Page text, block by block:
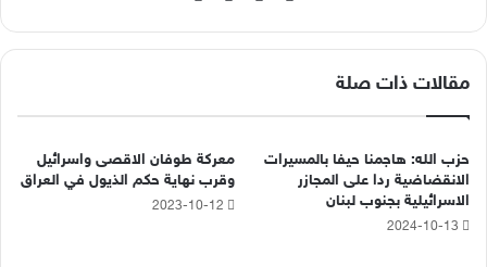
مقالات ذات صلة
حزب الله: هاجمنا حيفا بالمسيرات
الانقضاضية ردا على المجازر
الاسرائيلية بجنوب لبنان
2024-10-13
معركة طوفان الاقصى واسرائيل
وقرب نهاية حكم الذيول في العراق
2023-10-12